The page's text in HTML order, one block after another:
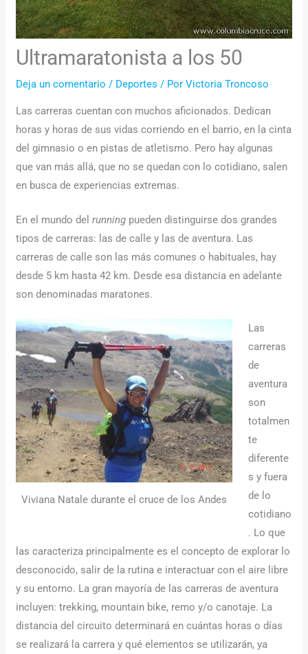
Ultramaratonista a los 50
Deja un comentario / Deportes / PorVictoria Troncoso
Las carreras cuentan con muchos aficionados. Dedican
horas y horas de sus vidas corriendo en el barrio, en la cinta
del gimnasio o en pistas de atletismo. Pero hay algunas
que van más allá, que no se quedan con lo cotidiano, salen
en busca de experiencias extremas.
En el mundo delrunning pueden distinguirse dos grandes
tipos de carreras: las de calle y las de aventura. Las
carreras de calle son las más comunes o habituales, hay
desde 5 km hasta 42 km. Desde esa distancia en adelante
son denominadas maratones.
Viviana Natale durante el cruce de los Andes
Las
carreras
de
aventura
son
totalmen
te
diferente
s y fuera
de lo
cotidiano
. Lo que
las caracteriza principalmente es el concepto de explorar lo
desconocido, salir de la rutina e interactuar con el aire libre
y su entorno. La gran mayoría de las carreras de aventura
incluyen: trekking, mountain bike, remo y/o canotaje. La
distancia del circuito determinará en cuántas horas o días
se realizará la carrera y qué elementos se utilizarán, ya